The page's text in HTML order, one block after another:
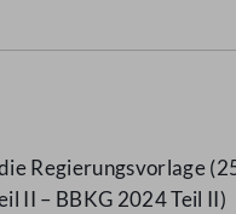
Regierungsvorlage
II – BBKG 2024 Teil II)